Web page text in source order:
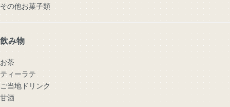
その他お菓子類
飲み物
お茶
ティーラテ
ご当地ドリンク
甘酒